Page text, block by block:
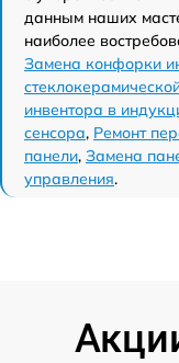
данным наших
наиболее
Замена конфорки
инвентора в
сенсора, Ремонт
панели, Замена
управления.